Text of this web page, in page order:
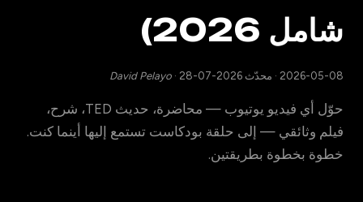
شامل 2026)
2026-05-08
· محدّث 2026-07-28 ·
David Pelayo
حوّل أي فيديو يوتيوب — محاضرة، حديث TED، شرح،
فيلم وثائقي — إلى حلقة بودكاست تستمع إليها أينما كنت.
خطوة بخطوة بطريقتين.